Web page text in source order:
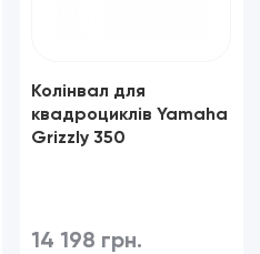
Колінвал для
квадроциклів Yamaha
Grizzly 350
14 198 грн.